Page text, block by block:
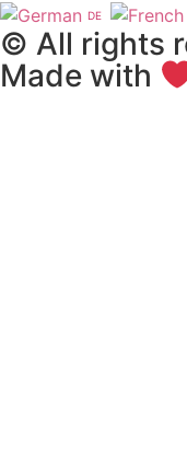
DE
© All rights
Made with